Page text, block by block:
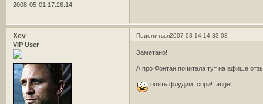
2008-05-01 17:26:14
Поделиться2007-03-14 14:33:03
Xev
VIP User
Заметано!
А про Фонтан почитала тут на афише
опять флудим, сори! :angel: